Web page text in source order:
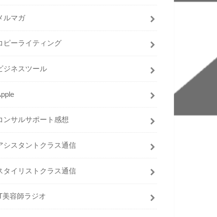
ルマガ
ピーライティング
ジネスツール
ンサルサポート感想
シスタントクラス通信
タイリストクラス通信
美容師ラジオ